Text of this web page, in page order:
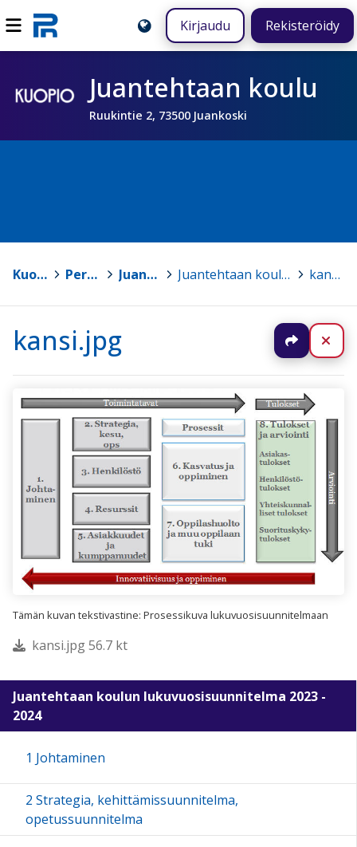
Kirjaudu Rekisteröidy
Juantehtaan koulu
Ruukintie 2, 73500 Juankoski
Kuopio > Peruskoulut > Juantehtaan koulu > Juantehtaan koulun lukuvuosisuunnitelma 2023 - 2024 > kansi.jpg
kansi.jpg Jaa
Tämän kuvan tekstivastine: Prosessikuva lukuvuosisuunnitelmaan
kansi.jpg 56.7 kt
Juantehtaan koulun lukuvuosisuunnitelma 2023 -
2024
1 Johtaminen
2 Strategia, kehittämissuunnitelma,
opetussuunnitelma